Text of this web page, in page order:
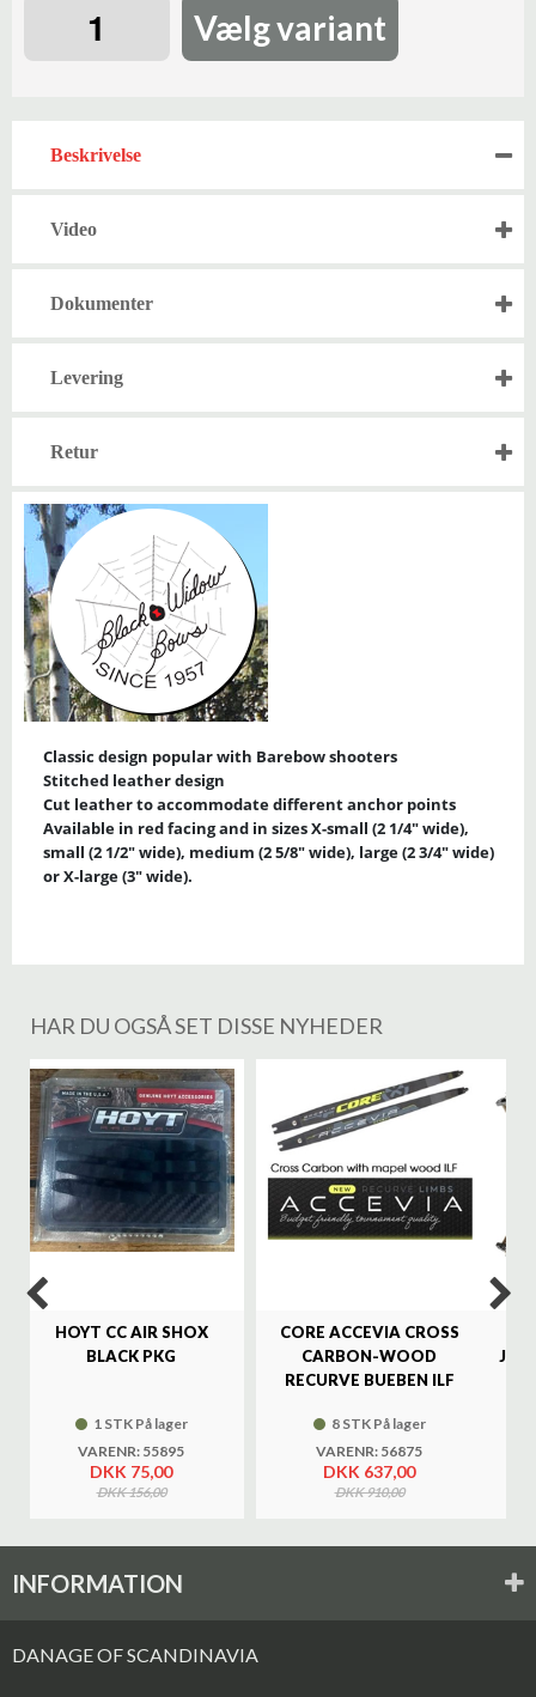
Vælg variant
Beskrivelse
Video
Dokumenter
Levering
Retur
Classic design popular with Barebow shooters
Stitched leather design
Cut leather to accommodate different anchor points
Available in red facing and in sizes X-small (2 1/4" wide),
small (2 1/2" wide), medium (2 5/8" wide), large (2 3/4" wide)
or X-large (3" wide).
HAR DU OGSÅ SET DISSE NYHEDER
HOYT CC AIR SHOX
BLACK PKG
1 STK På lager
VARENR: 55895
DKK 75,00
DKK 156,00
CORE ACCEVIA CROSS
CARBON-WOOD
RECURVE BUEBEN ILF
8 STK På lager
VARENR: 56875
DKK 637,00
DKK 910,00
INFORMATION
DANAGE OF SCANDINAVIA